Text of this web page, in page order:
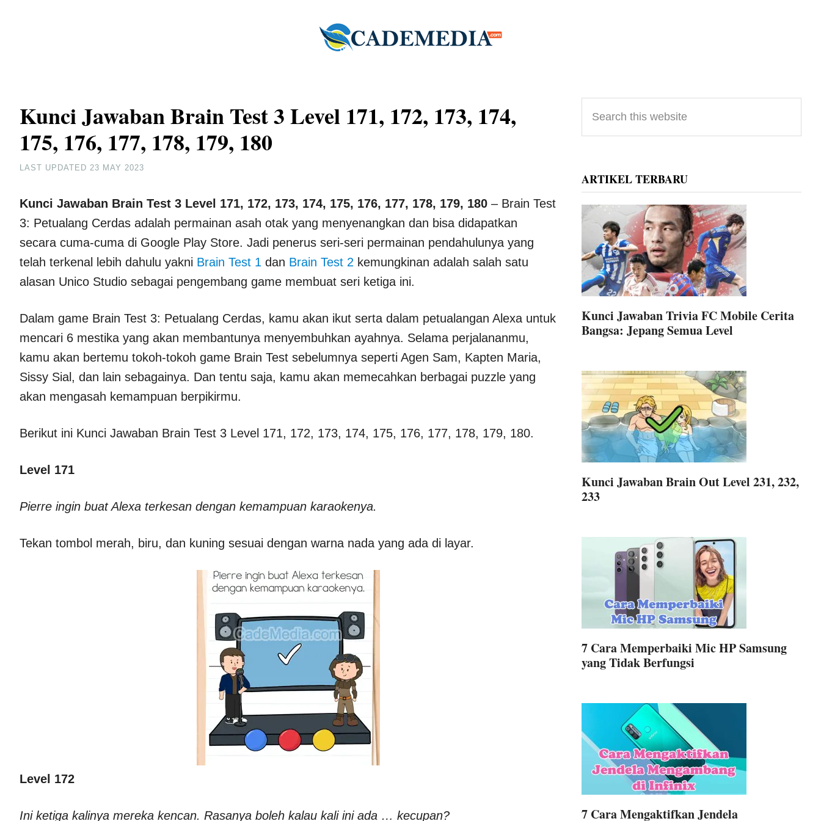
Kunci Jawaban Brain Test 3 Level 171, 172, 173, 174,
175, 176, 177, 178, 179, 180
LAST UPDATED 23 MAY 2023
Kunci Jawaban Brain Test 3 Level 171, 172, 173, 174, 175, 176, 177, 178, 179, 180 – Brain Test
3: Petualang Cerdas adalah permainan asah otak yang menyenangkan dan bisa didapatkan
secara cuma-cuma di Google Play Store. Jadi penerus seri-seri permainan pendahulunya yang
telah terkenal lebih dahulu yakni Brain Test 1 dan Brain Test 2 kemungkinan adalah salah satu
alasan Unico Studio sebagai pengembang game membuat seri ketiga ini.
Dalam game Brain Test 3: Petualang Cerdas, kamu akan ikut serta dalam petualangan Alexa untuk
mencari 6 mestika yang akan membantunya menyembuhkan ayahnya. Selama perjalananmu,
kamu akan bertemu tokoh-tokoh game Brain Test sebelumnya seperti Agen Sam, Kapten Maria,
Sissy Sial, dan lain sebagainya. Dan tentu saja, kamu akan memecahkan berbagai puzzle yang
akan mengasah kemampuan berpikirmu.
Berikut ini Kunci Jawaban Brain Test 3 Level 171, 172, 173, 174, 175, 176, 177, 178, 179, 180.
Level 171
Pierre ingin buat Alexa terkesan dengan kemampuan karaokenya.
Tekan tombol merah, biru, dan kuning sesuai dengan warna nada yang ada di layar.
Level 172
Ini ketiga kalinya mereka kencan. Rasanya boleh kalau kali ini ada … kecupan?
Primary
Sidebar
this
website
ARTIKEL TERBARU
Kunci Jawaban Trivia FC Mobile Cerita
Bangsa: Jepang Semua Level
Kunci Jawaban Brain Out Level 231, 232,
233
7 Cara Memperbaiki Mic HP Samsung
yang Tidak Berfungsi
7 Cara Mengaktifkan Jendela